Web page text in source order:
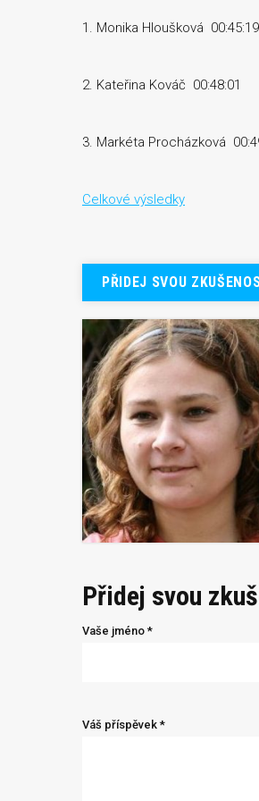
1. Monika Hloušková 00:45:19
2. Kateřina Kováč 00:48:01
3. Markéta Procházková
Celkové výsledky
PŘIDEJ SVOU
Přidej svou
Vaše jméno *
Váš příspěvek *